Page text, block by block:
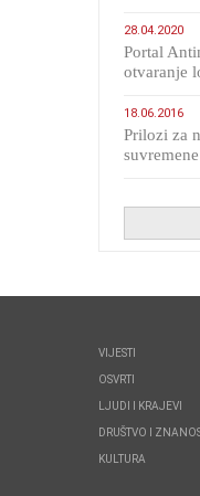
28.04.2020
Portal
otvaranje
18.06.2016
Prilozi za
VIJESTI
OSVRTI
LJUDI I KRAJEVI
DRUŠTVO I
KULTURA